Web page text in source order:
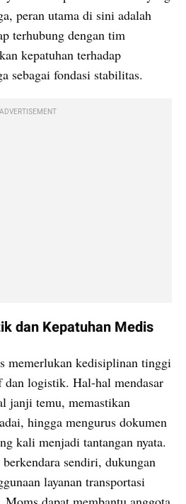
peran utama di sini adalah
terhubung dengan tim
kepatuhan terhadap
sebagai fondasi stabilitas.
ADVERTISEMENT
dan Kepatuhan Medis
memerlukan kedisiplinan tinggi
logistik. Hal-hal mendasar
janji temu, memastikan
hingga mengurus dokumen
kali menjadi tantangan nyata.
sendiri, dukungan
layanan transportasi